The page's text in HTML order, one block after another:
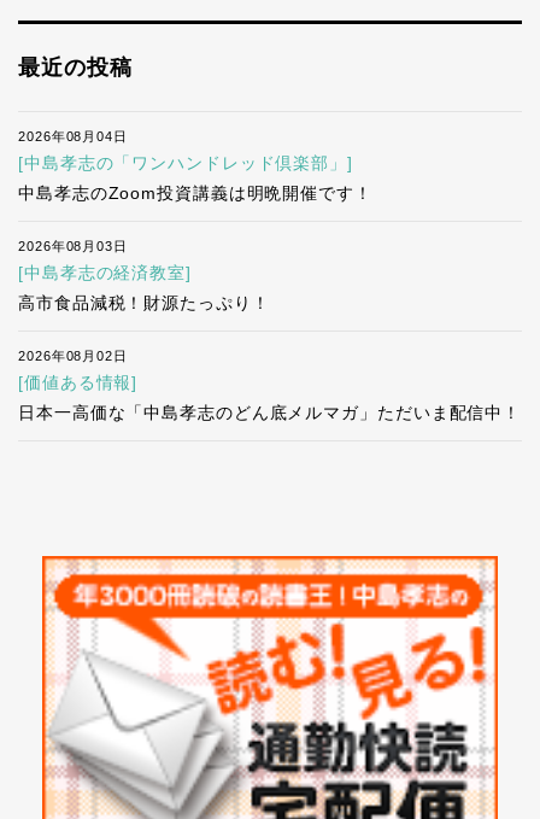
最近の投稿
2026年08月04日
[中島孝志の「ワンハンドレッド倶楽部」]
中島孝志のZoom投資講義は明晩開催です！
2026年08月03日
[中島孝志の経済教室]
高市食品減税！財源たっぷり！
2026年08月02日
[価値ある情報]
日本一高価な「中島孝志のどん底メルマガ」ただいま配信中！